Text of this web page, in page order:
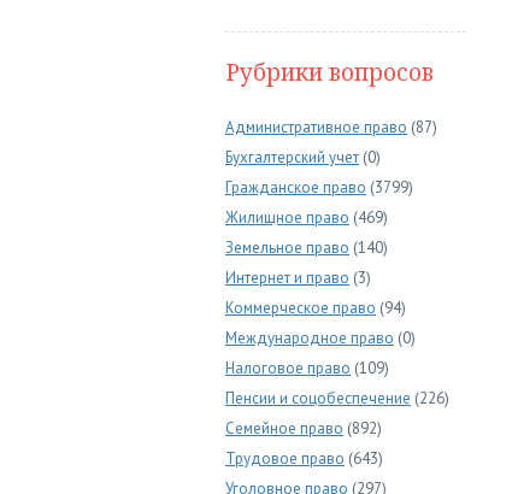
Рубрики вопросов
Административное право (87)
Бухгалтерский учет (0)
Гражданское право (3799)
Жилищное право (469)
Земельное право (140)
Интернет и право (3)
Коммерческое право (94)
Международное право (0)
Налоговое право (109)
Пенсии и соцобеспечение (226)
Семейное право (892)
Трудовое право (643)
Уголовное право (297)